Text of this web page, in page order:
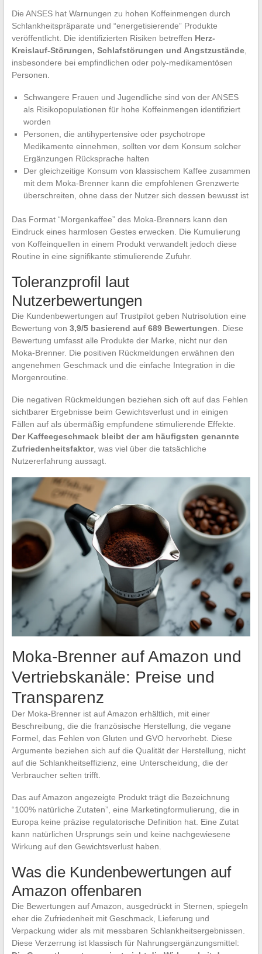
Die ANSES hat Warnungen zu hohen Koffeinmengen durch
Schlankheitspräparate und “energetisierende” Produkte
veröffentlicht. Die identifizierten Risiken betreffen Herz-
Kreislauf-Störungen, Schlafstörungen und Angstzustände,
insbesondere bei empfindlichen oder poly-medikamentösen
Personen.
Schwangere Frauen und Jugendliche sind von der ANSES
als Risikopopulationen für hohe Koffeinmengen identifiziert
worden
Personen, die antihypertensive oder psychotrope
Medikamente einnehmen, sollten vor dem Konsum solcher
Ergänzungen Rücksprache halten
Der gleichzeitige Konsum von klassischem Kaffee zusammen
mit dem Moka-Brenner kann die empfohlenen Grenzwerte
überschreiten, ohne dass der Nutzer sich dessen bewusst ist
Das Format “Morgenkaffee” des Moka-Brenners kann den
Eindruck eines harmlosen Gestes erwecken. Die Kumulierung
von Koffeinquellen in einem Produkt verwandelt jedoch diese
Routine in eine signifikante stimulierende Zufuhr.
Toleranzprofil laut
Nutzerbewertungen
Die Kundenbewertungen auf Trustpilot geben Nutrisolution eine
Bewertung von 3,9/5 basierend auf 689 Bewertungen . Diese
Bewertung umfasst alle Produkte der Marke, nicht nur den
Moka-Brenner. Die positiven Rückmeldungen erwähnen den
angenehmen Geschmack und die einfache Integration in die
Morgenroutine.
Die negativen Rückmeldungen beziehen sich oft auf das Fehlen
sichtbarer Ergebnisse beim Gewichtsverlust und in einigen
Fällen auf als übermäßig empfundene stimulierende Effekte.
Der Kaffeegeschmack bleibt der am häufigsten genannte
Zufriedenheitsfaktor, was viel über die tatsächliche
Nutzererfahrung aussagt.
Moka-Brenner auf Amazon und
Vertriebskanäle: Preise und
Transparenz
Der Moka-Brenner ist auf Amazon erhältlich, mit einer
Beschreibung, die die französische Herstellung, die vegane
Formel, das Fehlen von Gluten und GVO hervorhebt. Diese
Argumente beziehen sich auf die Qualität der Herstellung, nicht
auf die Schlankheitseffizienz, eine Unterscheidung, die der
Verbraucher selten trifft.
Das auf Amazon angezeigte Produkt trägt die Bezeichnung
“100% natürliche Zutaten”, eine Marketingformulierung, die in
Europa keine präzise regulatorische Definition hat. Eine Zutat
kann natürlichen Ursprungs sein und keine nachgewiesene
Wirkung auf den Gewichtsverlust haben.
Was die Kundenbewertungen auf
Amazon offenbaren
Die Bewertungen auf Amazon, ausgedrückt in Sternen, spiegeln
eher die Zufriedenheit mit Geschmack, Lieferung und
Verpackung wider als mit messbaren Schlankheitsergebnissen.
Diese Verzerrung ist klassisch für Nahrungsergänzungsmittel: